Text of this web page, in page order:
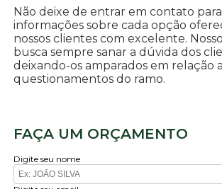
Não deixe de entrar em contato
informações sobre cada opção
nossos clientes com excelente.
busca sempre sanar a dúvida dos
deixando-os amparados em relação
questionamentos do ramo.
FAÇA UM ORÇAMENTO
Digite seu nome